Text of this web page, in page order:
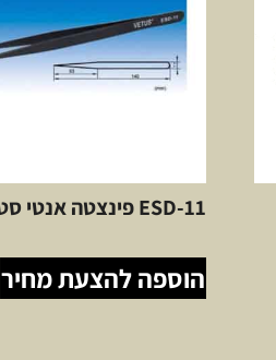
ESD-11 פינצטה אנטי סטטית
הוספה להצעת מחיר